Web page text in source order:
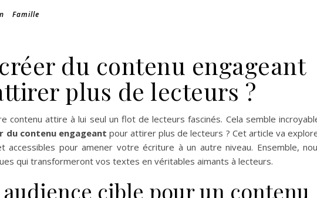
Famille
du contenu engageant
plus de lecteurs ?
contenu attire à lui seul un flot de lecteurs fascinés. Cela semble
du contenu engageant pour attirer plus de lecteurs ? Cet article va
accessibles pour amener votre écriture à un autre niveau. Ensemble,
qui transformeront vos textes en véritables aimants à lecteurs.
cible pour un contenu